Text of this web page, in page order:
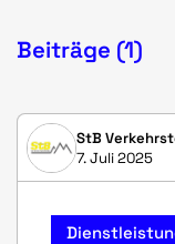
Beiträge (1)
StB
7. Juli 2025